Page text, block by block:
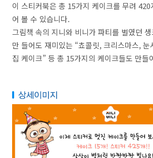
이 스티커북은 총 15가지 케이크를 무려
어 볼 수 있습니다.
그림책 속의 지니와 비니가 파티를 벌였던
만 들어도 재미있는 “쵸콜릿, 크리스마스, 눈
집 케이크” 등 총 15가지의 케이크들도 만들